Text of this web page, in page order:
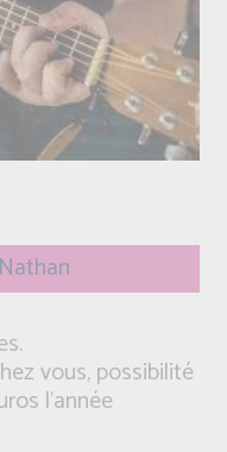
vous, possibilité
l'année